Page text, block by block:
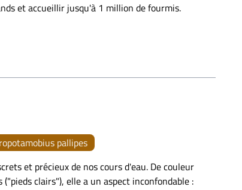
et accueillir jusqu'à 1 million de fourmis.
pallipes
et précieux de nos cours d'eau. De couleur
clairs"), elle a un aspect inconfondable :